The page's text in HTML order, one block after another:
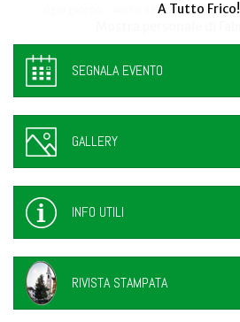
A Tutto Frico!
FestInPiazza
SEGNALA EVENTO
GALLERY
INFO UTILI
RIVISTA STAMPATA